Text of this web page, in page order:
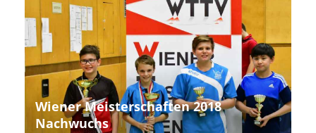
Wiener Meisterschaften 2018
Nachwuchs